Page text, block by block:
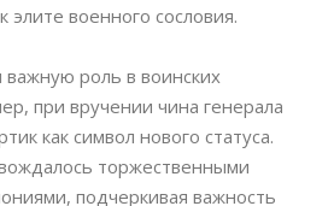
элите военного сословия.
важную роль в воинских
при вручении чина генерала
как символ нового статуса.
торжественными
подчеркивая важность